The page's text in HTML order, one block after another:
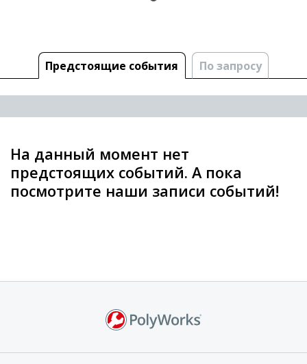
Предстоящие cобытия По запросу
На данный момент нет
предстоящих событий. А пока
посмотрите наши записи событий!